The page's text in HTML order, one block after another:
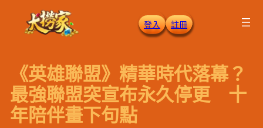
容
登入 註冊
《英雄聯盟》精華時代落幕？
最強聯盟突宣布永久停更 十
年陪伴畫下句點